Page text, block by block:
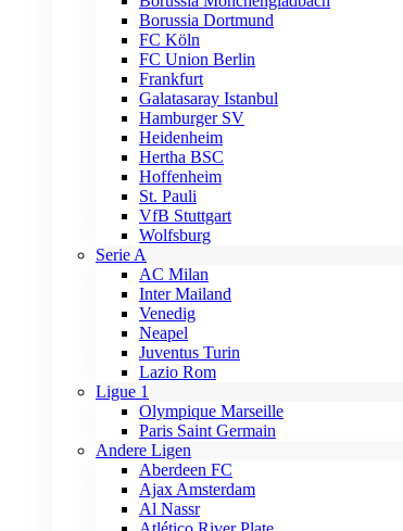
Borussia Dortmund
FC Köln
FC Union Berlin
Frankfurt
Galatasaray Istanbul
Hamburger SV
Heidenheim
Hertha BSC
Hoffenheim
St. Pauli
VfB Stuttgart
Wolfsburg
Serie A
AC Milan
Inter Mailand
Venedig
Neapel
Juventus Turin
Lazio Rom
Ligue 1
Olympique Marseille
Paris Saint Germain
Andere Ligen
Aberdeen FC
Ajax Amsterdam
Al Nassr